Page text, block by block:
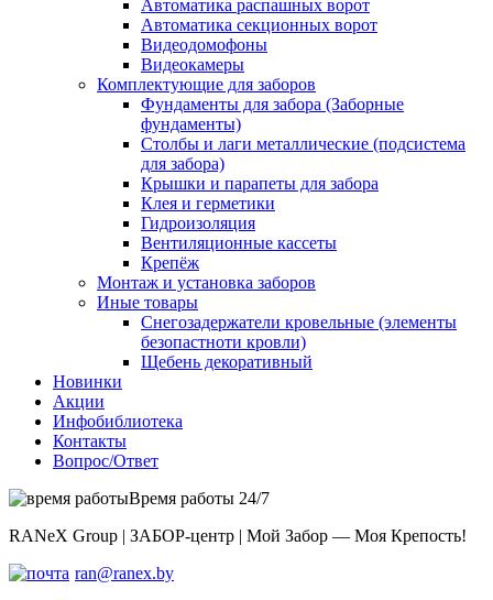
Автоматика распашных ворот
Автоматика секционных ворот
Видеодомофоны
Видеокамеры
Комплектующие для заборов
Фундаменты для забора (Заборные
фундаменты)
Столбы и лаги металлические (подсистема
для забора)
Крышки и парапеты для забора
Клея и герметики
Гидроизоляция
Вентиляционные кассеты
Крепёж
Монтаж и установка заборов
Иные товары
Снегозадержатели кровельные (элементы
безопастноти кровли)
Щебень декоративный
Новинки
Акции
Инфобиблиотека
Контакты
Вопрос/Ответ
Время работы 24/7
RANeX Group | ЗАБОР-центр | Мой Забор — Моя Крепость!
ran@ranex.by